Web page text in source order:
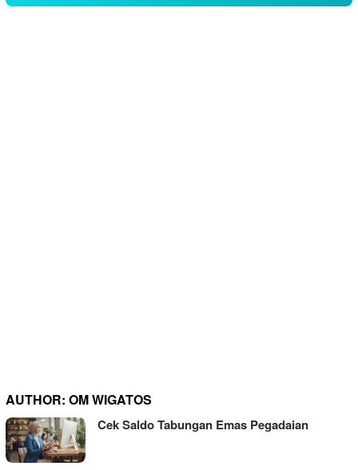
AUTHOR: OM WIGATOS
Cek Saldo Tabungan Emas Pegadaian